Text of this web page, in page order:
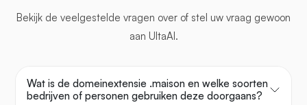
Bekijk de veelgestelde vragen over of stel uw vraag gewoon
aan UltaAI.
Wat is de domeinextensie .maison en welke soorten
bedrijven of personen gebruiken deze doorgaans?